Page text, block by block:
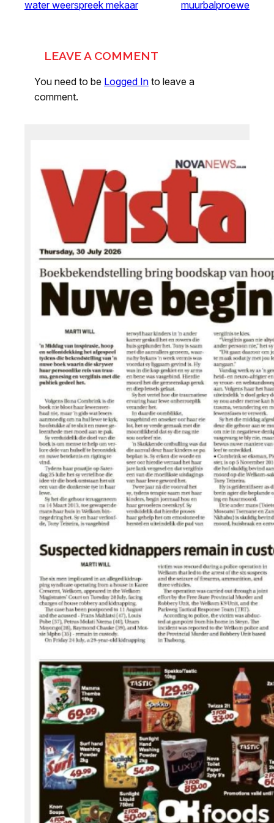
water weerspreek mekaar muurbalproewe
LEAVE A COMMENT
You need to be Logged In to leave a
comment.